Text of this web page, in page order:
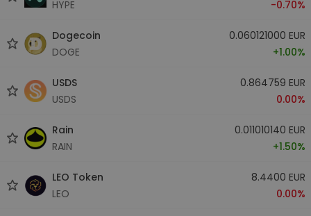
HYPE
-0.70%
Dogecoin
DOGE
0.060121000 EUR
+1.00%
USDS
USDS
0.864759 EUR
0.00%
Rain
RAIN
0.011010140 EUR
+1.50%
LEO Token
LEO
8.4400 EUR
0.00%